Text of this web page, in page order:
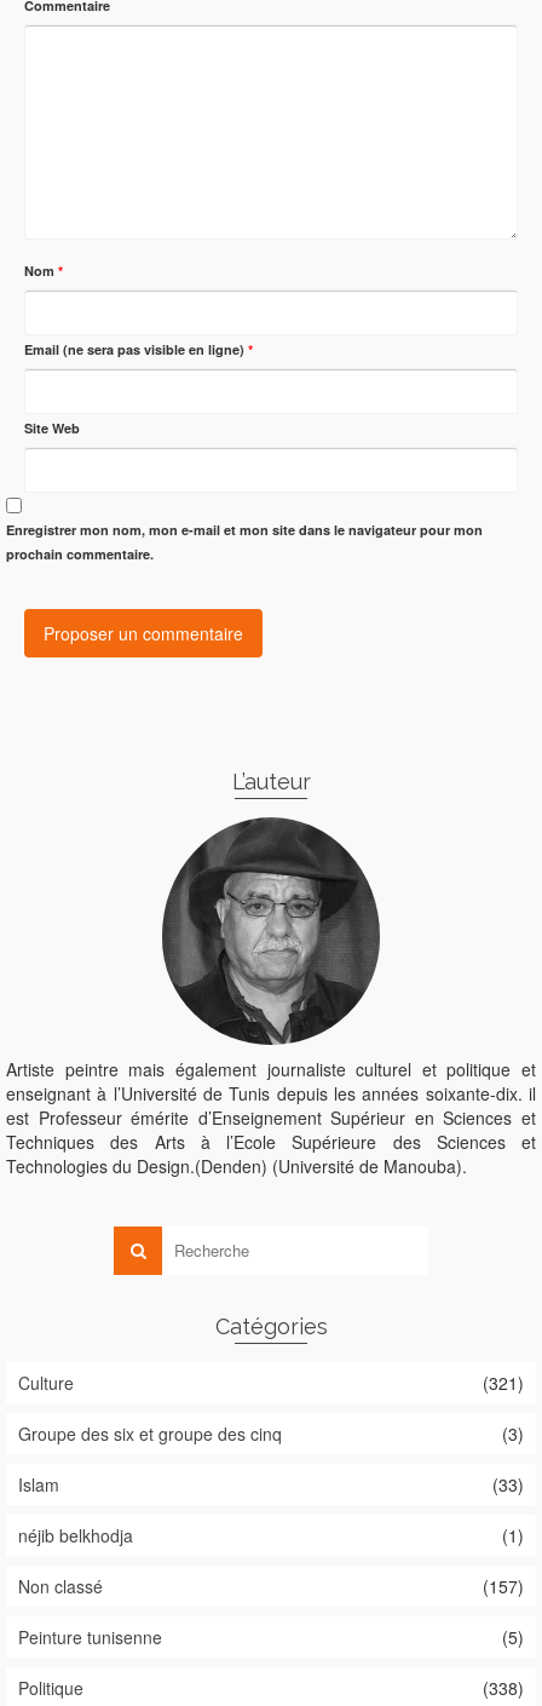
Commentaire
Nom *
Email (ne sera pas visible en ligne) *
Site Web
Enregistrer mon nom, mon e-mail et mon site dans le navigateur pour mon
prochain commentaire.
L’auteur
Artiste peintre mais également journaliste culturel et politique et
enseignant à l’Université de Tunis depuis les années soixante-dix. il
est Professeur émérite d’Enseignement Supérieur en Sciences et
Techniques des Arts à l’Ecole Supérieure des Sciences et
Technologies du Design.(Denden) (Université de Manouba).
Catégories
Culture (321)
Groupe des six et groupe des cinq (3)
Islam (33)
néjib belkhodja (1)
Non classé (157)
Peinture tunisenne (5)
Politique (338)